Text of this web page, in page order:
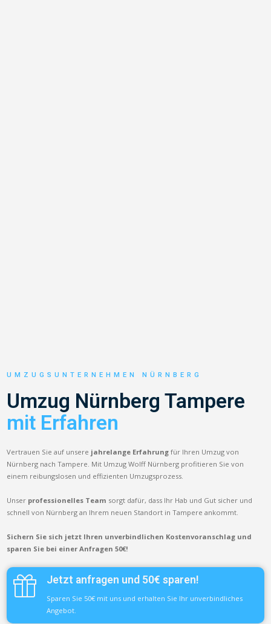
UMZUGSUNTERNEHMEN NÜRNBERG
Umzug Nürnberg Tampere
mit Erfahren
Vertrauen Sie auf unsere jahrelange Erfahrung für Ihren Umzug von
Nürnberg nach Tampere. Mit Umzug Wolff Nürnberg profitieren Sie von
einem reibungslosen und effizienten Umzugsprozess.
Unser professionelles Team sorgt dafür, dass Ihr Hab und Gut sicher und
schnell von Nürnberg an Ihrem neuen Standort in Tampere ankommt.
Sichern Sie sich jetzt Ihren unverbindlichen Kostenvoranschlag und
sparen Sie bei einer Anfragen 50€!
Jetzt anfragen und 50€ sparen!
Sparen Sie 50€ mit uns und erhalten Sie Ihr unverbindliches
Angebot.